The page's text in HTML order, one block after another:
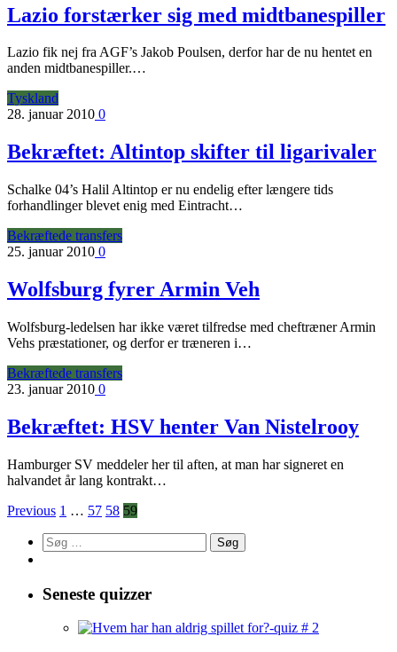
Lazio forstærker sig med midtbanespiller
Lazio fik nej fra AGF’s Jakob Poulsen, derfor har de nu hentet en
anden midtbanespiller.…
Tyskland
28. januar 2010 0
Bekræftet: Altintop skifter til ligarivaler
Schalke 04’s Halil Altintop er nu endelig efter længere tids
forhandlinger blevet enig med Eintracht…
Bekræftede transfers
25. januar 2010 0
Wolfsburg fyrer Armin Veh
Wolfsburg-ledelsen har ikke været tilfredse med cheftræner Armin
Vehs præstationer, og derfor er træneren i…
Bekræftede transfers
23. januar 2010 0
Bekræftet: HSV henter Van Nistelrooy
Hamburger SV meddeler her til aften, at man har signeret en
halvandet år lang kontrakt…
Previous 1 … 57 58 59
Søg
efter:
Seneste quizzer